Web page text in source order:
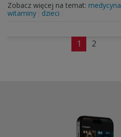
Zobacz więcej na temat: medycyna
witaminy
dzieci
1 2